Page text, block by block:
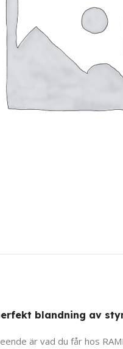
perfekt blandning av
är vad du får hos